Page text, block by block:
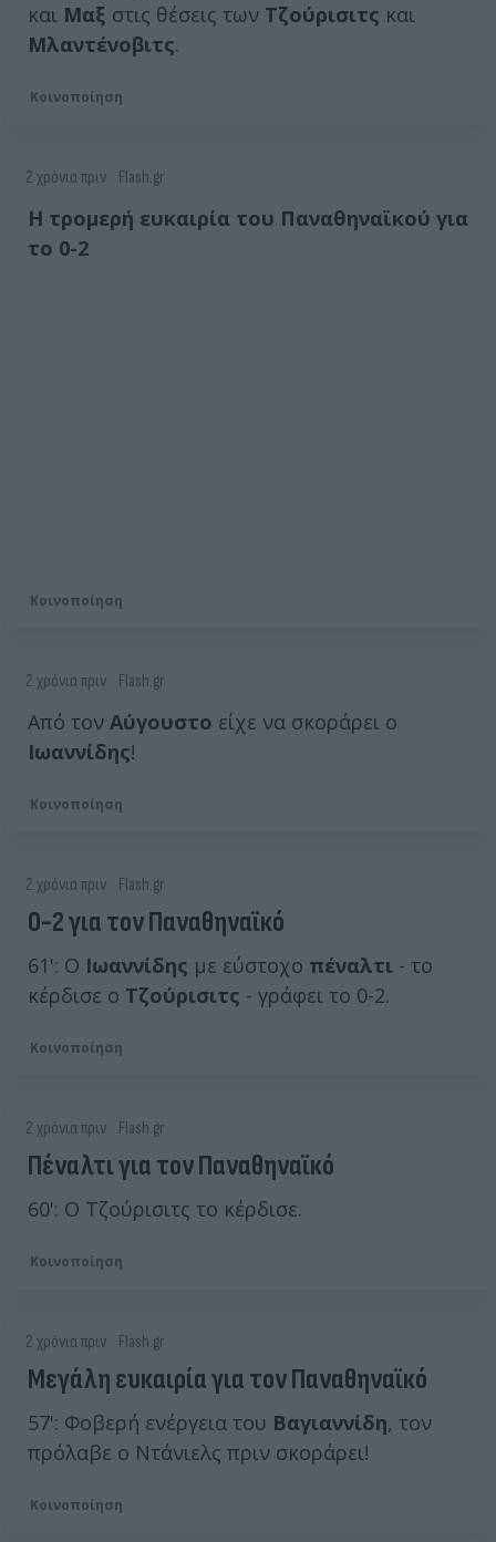
και Μαξ στις θέσεις των Τζούρισιτς και
Μλαντένοβιτς.
Κοινοποίηση
2 χρόνια πριν Flash.gr
Η τρομερή ευκαιρία του Παναθηναϊκού για
το 0-2
Κοινοποίηση
2 χρόνια πριν Flash.gr
Από τον Αύγουστο είχε να σκοράρει ο
Ιωαννίδης!
Κοινοποίηση
2 χρόνια πριν Flash.gr
0-2 για τον Παναθηναϊκό
61': Ο Ιωαννίδης με εύστοχο πέναλτι - το
κέρδισε ο Τζούρισιτς - γράφει το 0-2.
Κοινοποίηση
2 χρόνια πριν Flash.gr
Πέναλτι για τον Παναθηναϊκό
60': Ο Τζούρισιτς το κέρδισε.
Κοινοποίηση
2 χρόνια πριν Flash.gr
Μεγάλη ευκαιρία για τον Παναθηναϊκό
57': Φοβερή ενέργεια του Βαγιαννίδη, τον
πρόλαβε ο Ντάνιελς πριν σκοράρει!
Κοινοποίηση